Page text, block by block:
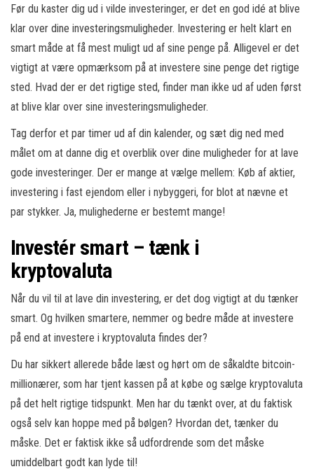
Før du kaster dig ud i vilde investeringer, er det en god idé at blive
klar over dine investeringsmuligheder. Investering er helt klart en
smart måde at få mest muligt ud af sine penge på. Alligevel er det
vigtigt at være opmærksom på at investere sine penge det rigtige
sted. Hvad der er det rigtige sted, finder man ikke ud af uden først
at blive klar over sine investeringsmuligheder.
Tag derfor et par timer ud af din kalender, og sæt dig ned med
målet om at danne dig et overblik over dine muligheder for at lave
gode investeringer. Der er mange at vælge mellem: Køb af aktier,
investering i fast ejendom eller i nybyggeri, for blot at nævne et
par stykker. Ja, mulighederne er bestemt mange!
Investér smart – tænk i
kryptovaluta
Når du vil til at lave din investering, er det dog vigtigt at du tænker
smart. Og hvilken smartere, nemmer og bedre måde at investere
på end at investere i kryptovaluta findes der?
Du har sikkert allerede både læst og hørt om de såkaldte bitcoin-
millionærer, som har tjent kassen på at købe og sælge kryptovaluta
på det helt rigtige tidspunkt. Men har du tænkt over, at du faktisk
også selv kan hoppe med på bølgen? Hvordan det, tænker du
måske. Det er faktisk ikke så udfordrende som det måske
umiddelbart godt kan lyde til!